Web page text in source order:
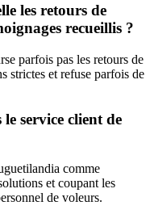
les retours de
recueillis ?
parfois pas les retours de
strictes et refuse parfois de
service client de
comme
et coupant les
de voleurs.